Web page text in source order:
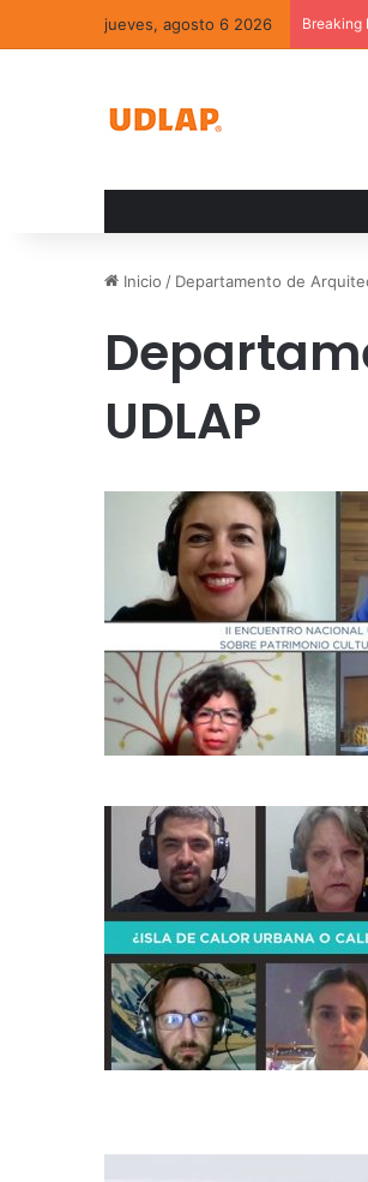
jueves, agosto 6 2026 Breaking
Inicio / Departamento de
UDLAP